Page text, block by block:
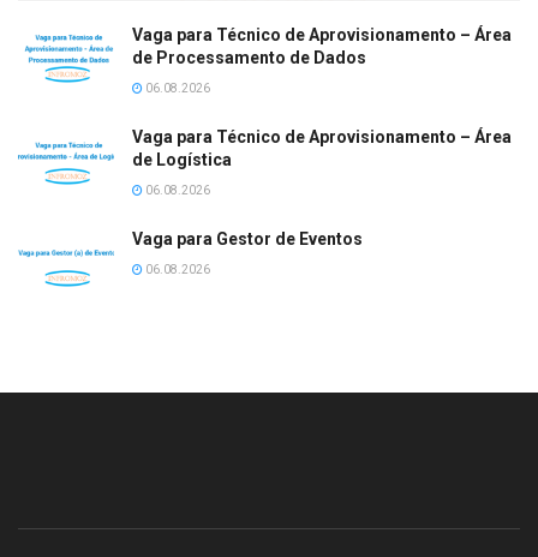
Vaga para Técnico de Aprovisionamento – Área
de Processamento de Dados
06.08.2026
Vaga para Técnico de Aprovisionamento – Área
de Logística
06.08.2026
Vaga para Gestor de Eventos
06.08.2026